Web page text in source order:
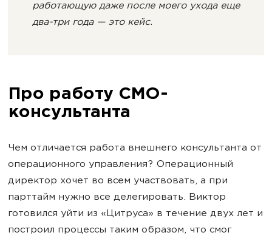
работающую даже после моего ухода еще
два-три года — это кейс.
Про работу СМО-
консультанта
Чем отличается работа внешнего консультанта от
операционного управления? Операционный
директор хочет во всем участвовать, а при
парттайм нужно все делегировать. Виктор
готовился уйти из «Цитруса» в течение двух лет и
построил процессы таким образом, что смог